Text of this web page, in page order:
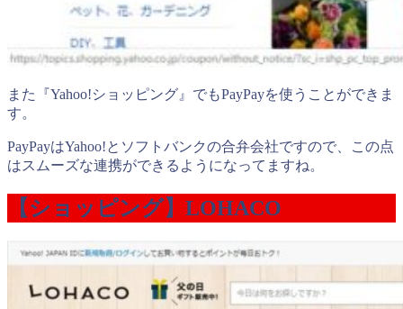
また『Yahoo!ショッピング』でもPayPayを使うことができま
す。
PayPayはYahoo!とソフトバンクの合弁会社ですので、この点
はスムーズな連携ができるようになってますね。
【ショッピング】 LOHACO